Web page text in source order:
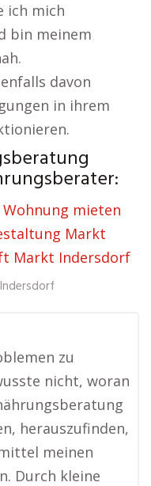
ich mich
bin meinem
davon
in ihrem
Wohnung mieten
Markt
Markt Indersdorf
zu
nicht, woran
herauszufinden,
meinen
Durch kleine